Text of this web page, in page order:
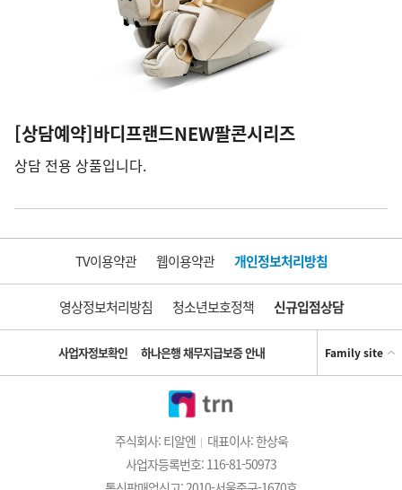
[상담예약]바디프랜드NEW팔콘시리즈
상담 전용 상품입니다.
TV이용약관 웹이용약관 개인정보처리방침
영상정보처리방침 청소년보호정책 신규입점상담
사업자정보확인 하나은행 채무지급보증 안내 Family site
주식회사: 티알엔
대표이사: 한상욱
사업자등록번호: 116-81-50973